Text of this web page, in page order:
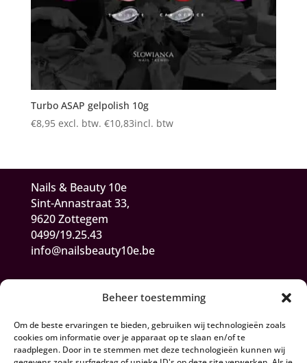
Beheer toestemming
Om de beste ervaringen te bieden, gebruiken wij technologieën zoals
cookies om informatie over je apparaat op te slaan en/of te
raadplegen. Door in te stemmen met deze technologieën kunnen wij
Turbo ASAP gelpolish 10g
€8,95 excl. btw. €10,83incl. btw
Nails & Beauty 10e
Sint-Annastraat 33,
9620 Zottegem
0499/19.25.43
info@nailsbeauty10e.be